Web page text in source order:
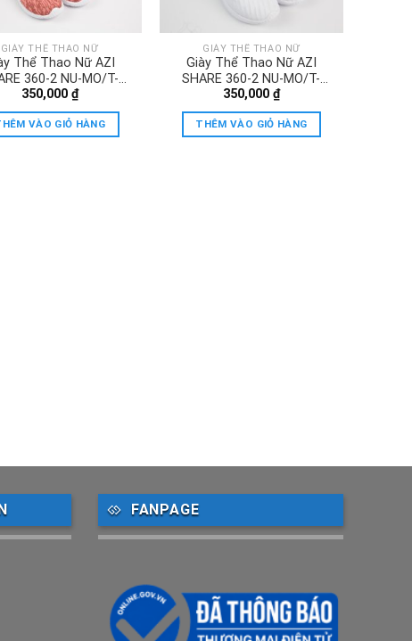
GIÀY THỂ THAO NỮ
Thể Thao Nữ AZI
360-2 NU-MO/T-
HONG
350,000 ₫
VÀO GIỎ HÀNG
GIÀY THỂ THAO NỮ
Giày Thể Thao Nữ AZI
SHARE 360-2 NU-MO/T-
TRANG
350,000 ₫
THÊM VÀO GIỎ HÀNG
FANPAGE